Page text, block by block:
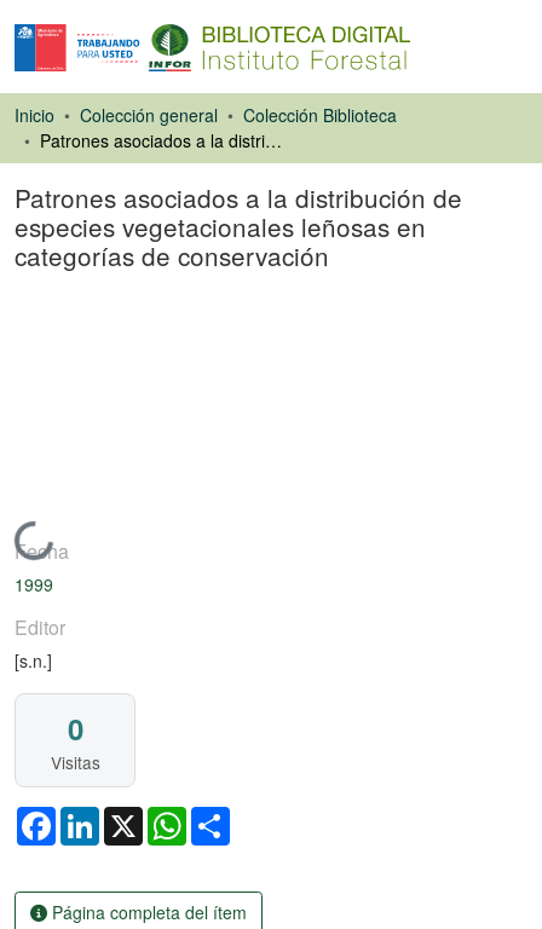
Inicio Colección general
Colección Biblioteca
Patrones asociados a la distribución de especies vegetacionales leñosas en categorías de conservación
Patrones asociados a la distribución de
especies vegetacionales leñosas en
categorías de conservación
Cargando...
Fecha
1999
Editor
[s.n.]
0
Visitas
FacebookLinkedIn
X WhatsApp
Página completa del ítem